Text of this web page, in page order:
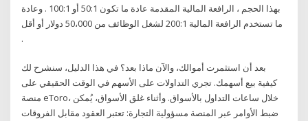
بهذا الحجم ، الرافعة المالية المقدمة عادة ما تكون 50:1 أو 100:1 . وعادة
ما تستخدم الرافعة المالية 200:1 لشغل الوظائف من 50،000 دولار أو أقل
.
بعد أن استثمرت أموالك، والآن ماذا بعد؟ في هذا الدليل، سنشرح لك
كيفية بيع أسهمك. تجري التداولات على الأسهم في الوقت الحقيقي على
منصة eToro، خلال ساعات التداول بالأسواق. وأثناء غلق الأسواق، يُمكن
ضبط الأوامر عبر المنصة مسؤولية التجارة: تعتبر العقود مقابل الفروقات